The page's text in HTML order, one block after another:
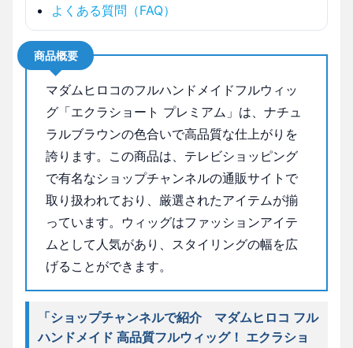
よくある質問（FAQ）
商品概要
マダムヒロコのフルハンドメイドフルウィッ
グ「エクラショート プレミアム」は、ナチュ
ラルブラウンの色合いで高品質な仕上がりを
誇ります。この商品は、テレビショッピング
で有名なショップチャンネルの通販サイトで
取り扱われており、厳選されたアイテムが揃
っています。ウィッグはファッションアイテ
ムとして人気があり、スタイリングの幅を広
げることができます。
「ショップチャンネルで紹介 マダムヒロコ フル
ハンドメイド 高品質フルウィッグ！ エクラショ